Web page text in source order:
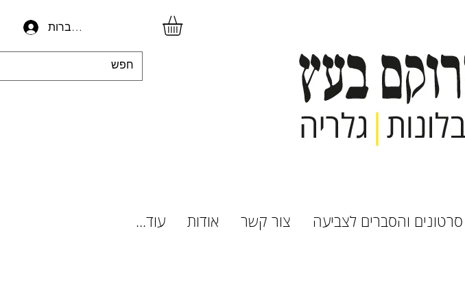
להתחברות
סרטונים והסברים לצביעה צור קשר אודות עוד...